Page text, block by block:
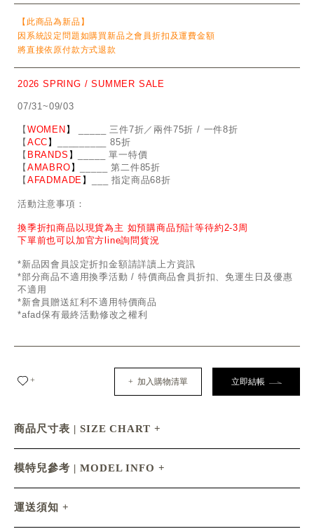
【此商品為新品】
因系統設定問題如購買新品之會員折扣及運費金額
將直接依原付款方式退款
2026 SPRING / SUMMER SALE
07/31~09/03
【 WOMEN 】
___ 三件7折／兩件75折 / 一件8折
【 ACC 】
____ 85折
【 BRANDS 】
_ 單一特價
【 AMABRO 】
_ 第二件85折
【 AFADMADE 】 ___ 指定商品68折
活動注意事項：
換季折扣商品以現貨為主 如預購商品預計等待約2-3周
下單前也可以加官方line詢問貨況
*新品因會員設定折扣金額請詳讀上方資訊
*部分商品不適用換季活動 / 特價商品會員折扣、免運生日及優惠
不適用
*新會員贈送紅利不適用特價商品
*afad保有最終活動修改之權利
+ + 加入購物清單 立即結帳
商品尺寸表 | SIZE CHART
模特兒參考 | MODEL INFO
運送須知